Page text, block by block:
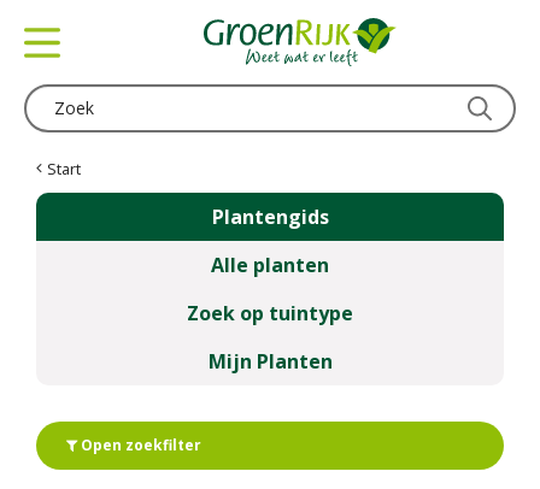
Start
Plantengids
Alle planten
Zoek op tuintype
Mijn Planten
Open zoekfilter